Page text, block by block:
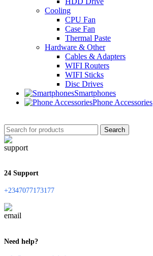
Cooling
CPU Fan
Case Fan
Thermal Paste
Hardware & Other
Cables & Adapters
WIFI Routers
WIFI Sticks
Disc Drives
Smartphones
Phone Accessories
Search
24 Support
+2347077173177
Need help?